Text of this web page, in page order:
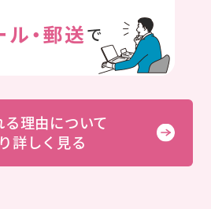
る理由について
詳しく見る